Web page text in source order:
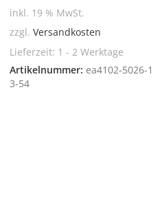
inkl. 19 % MwSt.
zzgl. Versandkosten
Lieferzeit: 1 - 2 Werktage
Artikelnummer: ea4102-5026-1
3-54